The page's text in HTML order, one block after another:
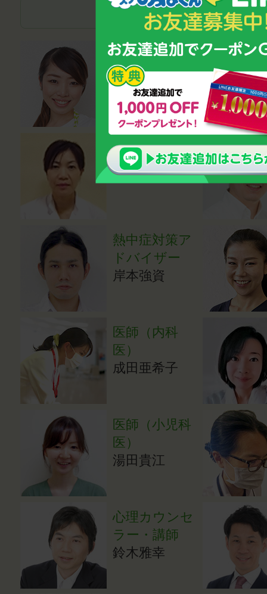
子どもの成長・発達の
管理栄養士
磯村優貴恵
医学博士
小川登志子
熱中症対策ア
ドバイザー
岸本強資
医師（内科
医）
成田亜希子
医師（小児科
医）
湯田貴江
心理カウンセ
ラー・講師
鈴木雅幸